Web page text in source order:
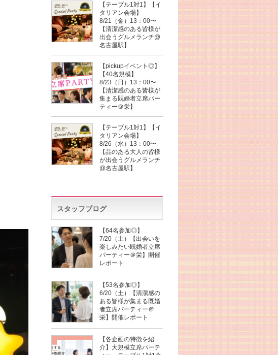
【テーブル1対1】【イ
タリアン会場】
8/21（金）13：00〜
【清潔感のある皆様が
出会うグルメランチ@
名古屋駅】
【pickupイベント◎】
【40名規模】
8/23（日）13：00〜
【清潔感のある皆様が
集まる既婚者立席パー
ティー＠栄】
【テーブル1対1】【イ
タリアン会場】
8/26（水）13：00〜
【品のある大人の皆様
が出会うグルメランチ
@名古屋駅】
スタッフブログ
【64名参加◎】
7/20（土）【出会いを
楽しみたい既婚者立席
パーティー＠栄】開催
レポート
【53名参加◎】
6/20（土）【清潔感の
ある皆様が集まる既婚
者立席パーティー＠
栄】開催レポート
【各企画の特徴を紹
介】大規模立席パーテ